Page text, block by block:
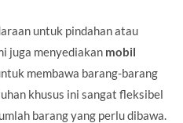
untuk pindahan atau
juga menyediakan mobil
membawa barang-barang
khusus ini sangat fleksibel
barang yang perlu dibawa.